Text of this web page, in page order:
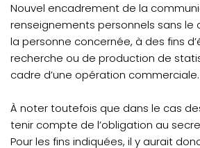
Nouvel encadrement de la
renseignements personnels sans
la personne concernée, à des fins
recherche ou de production de
cadre d’une opération commerciale.
À noter toutefois que dans le cas
tenir compte de l’obligation au
Pour les fins indiquées, il y aurait